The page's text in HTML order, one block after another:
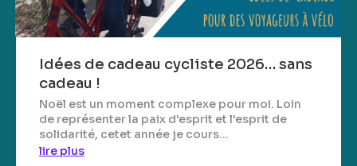
Idées de cadeau cycliste 2026… sans
cadeau !
Noël est un moment complexe pour moi. Loin
de représenter la paix d'esprit et l'esprit de
solidarité, cetet année je cours...
lire plus